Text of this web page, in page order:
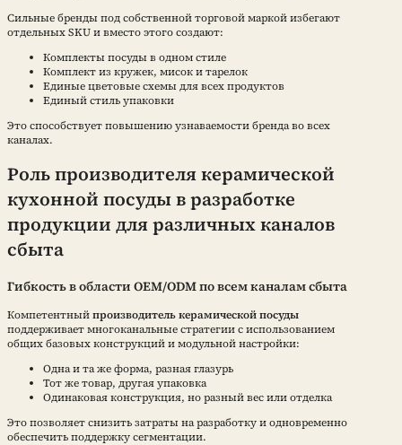
Сильные бренды под собственной торговой маркой избегают
отдельных SKU и вместо этого создают:
Комплекты посуды в одном стиле
Комплект из кружек, мисок и тарелок
Единые цветовые схемы для всех продуктов
Единый стиль упаковки
Это способствует повышению узнаваемости бренда во всех
каналах.
Роль производителя керамической
кухонной посуды в разработке
продукции для различных каналов
сбыта
Гибкость в области OEM/ODM по всем каналам сбыта
Компетентныйпроизводитель керамической посуды
поддерживает многоканальные стратегии с использованием
общих базовых конструкций и модульной настройки:
Одна и та же форма, разная глазурь
Тот же товар, другая упаковка
Одинаковая конструкция, но разный вес или отделка
Это позволяет снизить затраты на разработку и одновременно
обеспечить поддержку сегментации.